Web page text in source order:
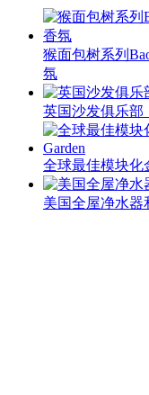
猴面包树系列
氛
英国沙发俱乐部
全球最佳模块化
美国全屋净水器